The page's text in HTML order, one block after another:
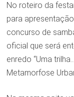
No roteiro da
para
concurso de
oficial que será
enredo “Uma
Metamorfose